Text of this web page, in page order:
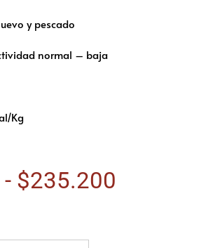
y pescado
normal – baja
Kg
- $235.200